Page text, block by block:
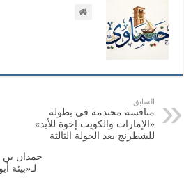
السابق
منافسة محتدمة في بطولة
«الإمارات والكويت إخوة للأبد»
للشطرنج بعد الجولة الثالثة
حمدان بن
لـ«بيئة